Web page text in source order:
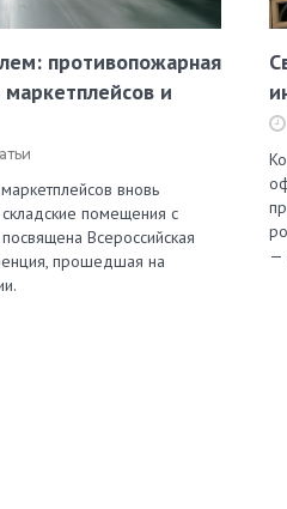
противопожарная
маркетплейсов и
вновь
помещения с
Всероссийская
прошедшая на
—